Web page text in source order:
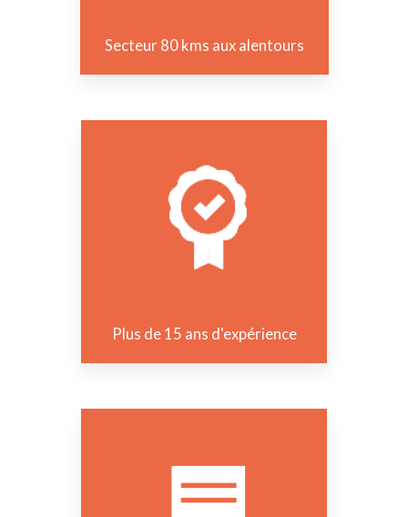
Secteur 80 kms aux alentours
Plus de 15 ans d'expérience